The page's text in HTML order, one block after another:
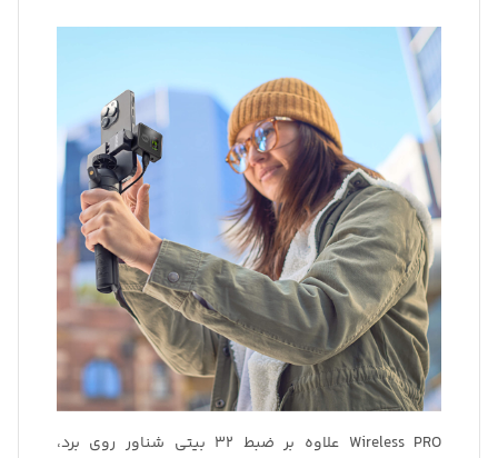
Wireless PRO علاوه بر ضبط 32 بیتی شناور روی برد،